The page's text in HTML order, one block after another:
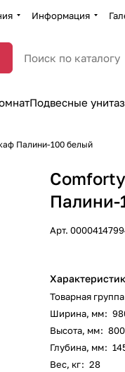
Информация
Подвесные
Палини-100 белый
Палини-
Арт.
Товарная группа
Ширина, мм:
Высота, мм: 800
Глубина, мм:
Вес, кг: 28